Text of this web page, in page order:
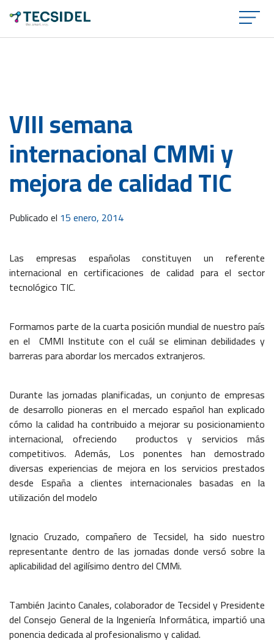
×
VIII semana
internacional CMMi y
mejora de calidad TIC
Publicado el 15 enero, 2014
Las empresas españolas constituyen un referente
internacional en certificaciones de calidad para el sector
tecnológico TIC.
Formamos parte de la cuarta posición mundial de nuestro país
en el CMMI Institute con el cuál se eliminan debilidades y
barreras para abordar los mercados extranjeros.
Durante las jornadas planificadas, un conjunto de empresas
de desarrollo pioneras en el mercado español han explicado
cómo la calidad ha contribuido a mejorar su posicionamiento
internacional, ofreciendo productos y servicios más
competitivos. Además, Los ponentes han demostrado
diversas experiencias de mejora en los servicios prestados
desde España a clientes internacionales basadas en la
utilización del modelo
Ignacio Cruzado, compañero de Tecsidel, ha sido nuestro
representante dentro de las jornadas donde versó sobre la
aplicabilidad del agilísimo dentro del CMMi.
También Jacinto Canales, colaborador de Tecsidel y Presidente
del Consejo General de la Ingeniería Informática, impartió una
ponencia dedicada al profesionalismo y calidad.